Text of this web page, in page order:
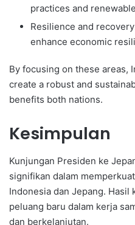
practices and
Resilience and
enhance economic
By focusing on these areas,
create a robust and
benefits both nations.
Kesimpulan
Kunjungan Presiden ke
signifikan dalam
Indonesia dan Jepang. Hasil
peluang baru dalam kerja
dan berkelanjutan.